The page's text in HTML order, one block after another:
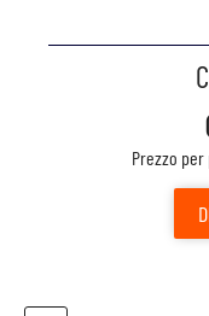
Prezzo per